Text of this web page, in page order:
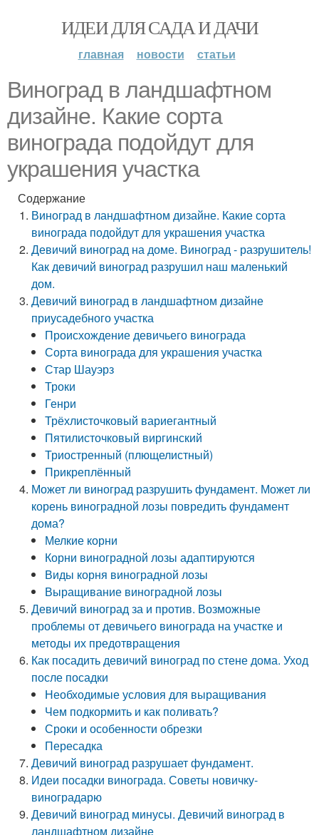
ИДЕИ ДЛЯ САДА И ДАЧИ
главная новости статьи
Виноград в ландшафтном
дизайне. Какие сорта
винограда подойдут для
украшения участка
Содержание
Виноград в ландшафтном дизайне. Какие сорта
винограда подойдут для украшения участка
Девичий виноград на доме. Виноград - разрушитель!
Как девичий виноград разрушил наш маленький
дом.
Девичий виноград в ландшафтном дизайне
приусадебного участка
Происхождение девичьего винограда
Сорта винограда для украшения участка
Стар Шауэрз
Троки
Генри
Трёхлисточковый вариегантный
Пятилисточковый виргинский
Триостренный (плющелистный)
Прикреплённый
Может ли виноград разрушить фундамент. Может ли
корень виноградной лозы повредить фундамент
дома?
Мелкие корни
Корни виноградной лозы адаптируются
Виды корня виноградной лозы
Выращивание виноградной лозы
Девичий виноград за и против. Возможные
проблемы от девичьего винограда на участке и
методы их предотвращения
Как посадить девичий виноград по стене дома. Уход
после посадки
Необходимые условия для выращивания
Чем подкормить и как поливать?
Сроки и особенности обрезки
Пересадка
Девичий виноград разрушает фундамент.
Идеи посадки винограда. Советы новичку-
виноградарю
Девичий виноград минусы. Девичий виноград в
ландшафтном дизайне